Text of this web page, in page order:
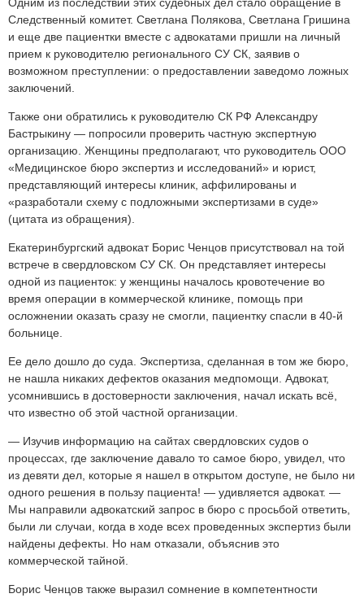
Следственный комитет. Светлана Полякова, Светлана Гришина
и еще две пациентки вместе с адвокатами пришли на личный
прием к руководителю регионального СУ СК, заявив о
возможном преступлении: о предоставлении заведомо ложных
заключений.
Также они обратились к руководителю СК РФ Александру
Бастрыкину — попросили проверить частную экспертную
организацию. Женщины предполагают, что руководитель ООО
«Медицинское бюро экспертиз и исследований» и юрист,
представляющий интересы клиник, аффилированы и
«разработали схему с подложными экспертизами в суде»
(цитата из обращения).
Екатеринбургский адвокат Борис Ченцов присутствовал на той
встрече в свердловском СУ СК. Он представляет интересы
одной из пациенток: у женщины началось кровотечение во
время операции в коммерческой клинике, помощь при
осложнении оказать сразу не смогли, пациентку спасли в 40-й
больнице.
Ее дело дошло до суда. Экспертиза, сделанная в том же бюро,
не нашла никаких дефектов оказания медпомощи. Адвокат,
усомнившись в достоверности заключения, начал искать всё,
что известно об этой частной организации.
— Изучив информацию на сайтах свердловских судов о
процессах, где заключение давало то самое бюро, увидел, что
из девяти дел, которые я нашел в открытом доступе, не было ни
одного решения в пользу пациента! — удивляется адвокат. —
Мы направили адвокатский запрос в бюро с просьбой ответить,
были ли случаи, когда в ходе всех проведенных экспертиз были
найдены дефекты. Но нам отказали, объяснив это
коммерческой тайной.
Борис Ченцов также выразил сомнение в компетентности